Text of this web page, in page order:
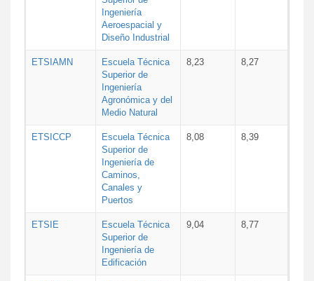
Ingeniería
Aeroespacial y
Diseño Industrial
ETSIAMN
Escuela Técnica
Superior de
Ingeniería
Agronómica y del
Medio Natural
8,23 8,27
ETSICCP
Escuela Técnica
Superior de
Ingeniería de
Caminos,
Canales y
Puertos
8,08 8,39
ETSIE
Escuela Técnica
Superior de
Ingeniería de
Edificación
9,04 8,77